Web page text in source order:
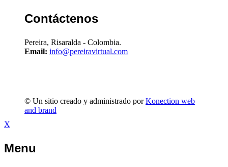
Contáctenos
Pereira, Risaralda - Colombia.
Email: info@pereiravirtual.com
© Un sitio creado y administrado porKonection web
and brand
X
Menu